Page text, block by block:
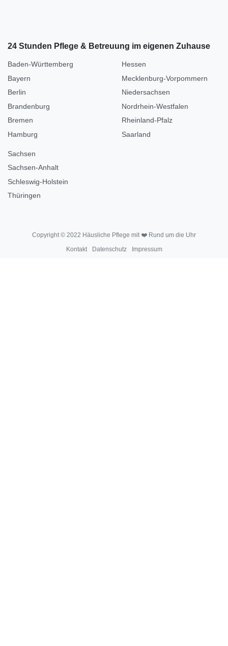
24 Stunden Pflege & Betreuung im eigenen Zuhause
Baden-Württemberg
Bayern
Berlin
Brandenburg
Bremen
Hamburg
Hessen
Mecklenburg-Vorpommern
Niedersachsen
Nordrhein-Westfalen
Rheinland-Pfalz
Saarland
Sachsen
Sachsen-Anhalt
Schleswig-Holstein
Thüringen
Copyright © 2022 Häusliche Pflege mit ❤️ Rund um die Uhr
Kontakt
Datenschutz Impressum